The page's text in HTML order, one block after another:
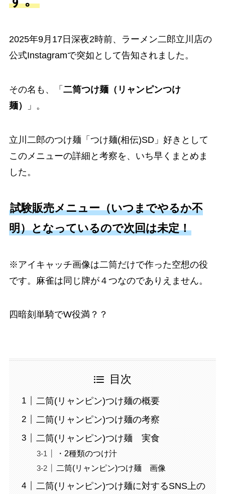
2025年9月17日深夜2時前、ラーメン二郎立川店の
公式Instagramで突如として告知されました。
その名も、「 二筒つけ麺（リャンピンつけ
麺）
」。
立川二郎のつけ麺「つけ麺(相伝)SD」好きとして
このメニューの詳細と考察を、いち早くまとめま
した。
試験販売メニュー（いつまでやるか不
明）となっているので次回は未定！
※アイキャッチ画像は二筒だけで作った空想の役
です。麻雀は同じ牌が４つなのでありえません。
四暗刻単騎でW役満？？
目次
二筒(リャンピン)つけ麺の概要
二筒(リャンピン)つけ麺の考察
二筒(リャンピン)つけ麺 実食
・2種類のつけ汁
二筒(リャンピン)つけ麺 画像
二筒(リャンピン)つけ麺に対するSNS上の